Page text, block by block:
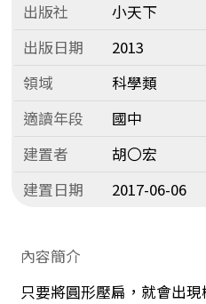
出版社
小天下
出版日期
2013
領域
科學類
適讀年段
國中
建置者
胡〇宏
建置日期
2017-06-06
內容簡介
只要將圓形壓扁，就會出